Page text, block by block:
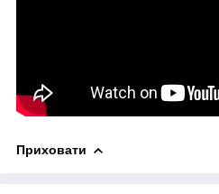
Приховати